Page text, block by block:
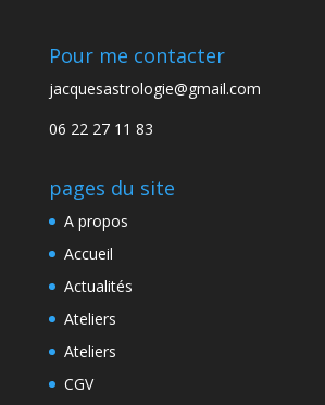
Pour me contacter
jacquesastrologie@gmail.com
06 22 27 11 83
pages du site
A propos
Accueil
Actualités
Ateliers
Ateliers
CGV